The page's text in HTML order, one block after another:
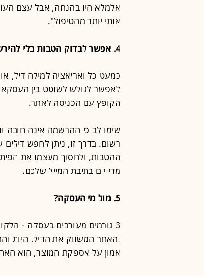
אותי יותר מהטיפול".
4. אפשר לבדוק הטבות בלי להירשם
לאפשר לגולש לשוטט בין
הקופץ עם הכניסה לאתר.
שימו לב כי ההרשמה אינה חובה
רשום. בדרך זו, ניתן לחפש
ההטבות, ולחסוך מעצמו את
מדי יום בתיבת המייל שלכם.
5. מול מי העסקה?
3 גורמים מעורבים בעסקה -
והאתר המשווק את הדיל. היות
אמון על אספקת המוצר, הוא